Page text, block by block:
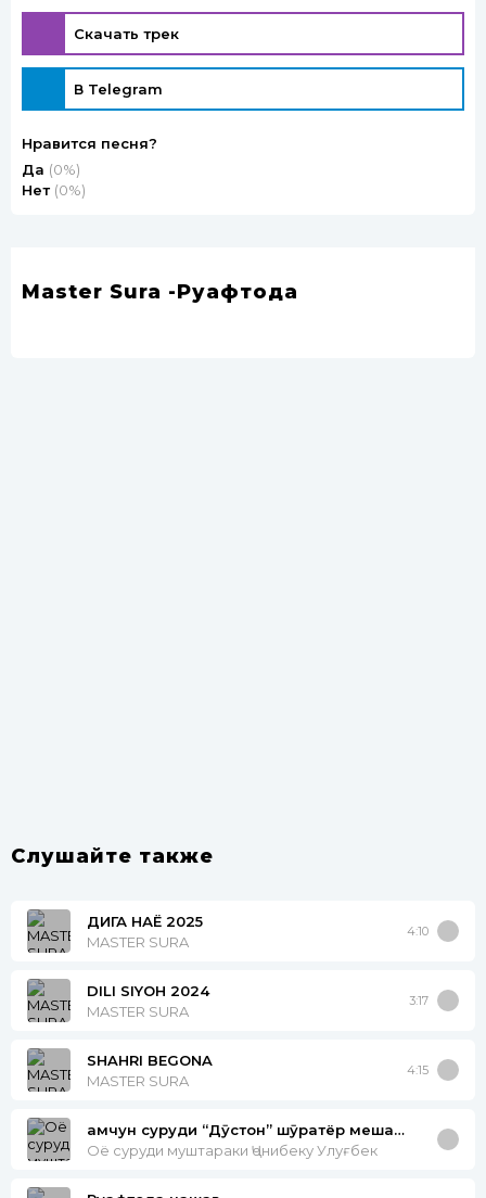
Скачать трек
В Telegram
Нравится песня?
Да (0%)
Нет (0%)
Master Sura -Руафтода
Слушайте также
ДИГА НАЁ 2025
MASTER SURA
4:10
DILI SIYOH 2024
MASTER SURA
3:17
SHAHRI BEGONA
MASTER SURA
4:15
ҳамчун суруди “Дӯстон” шӯҳратёр мешавад?
Оё суруди муштараки Ҷонибеку Улуғбек